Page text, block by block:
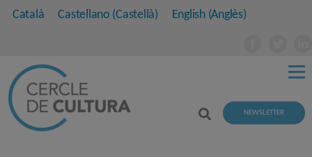
Català Castellano (Castellà) English(Anglès)
NEWSLETTER